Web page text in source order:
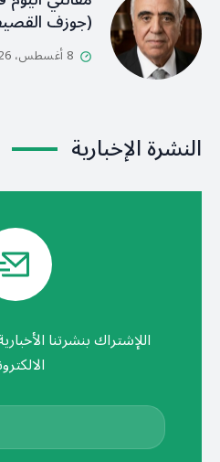
(جوزف
8 أغسطس، 2026
النشرة الإخبارية
اللإشتراك بنشرتنا